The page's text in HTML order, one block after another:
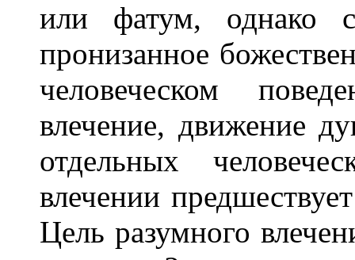
или фатум,
пронизанное
человеческом
влечение, движение
отдельных
влечении
Цель разумного